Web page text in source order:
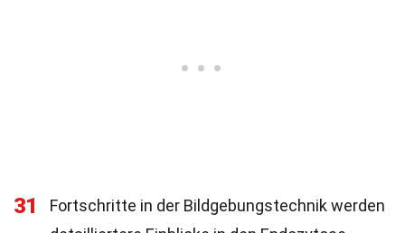
31
Fortschritte in der Bildgebungstechnik werden